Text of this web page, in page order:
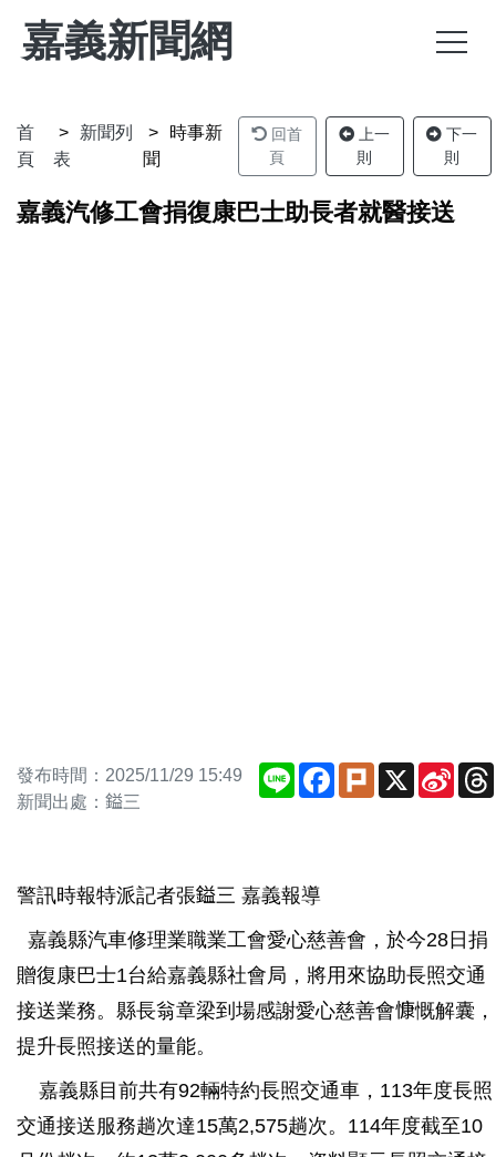
嘉義新聞網
首
頁
新聞列
表
時事新
聞
回首
頁
上一
則
下一
則
嘉義汽修工會捐復康巴士助長者就醫接送
發布時間：2025/11/29 15:49
新聞出處：鎰三
Line Facebook
Plurk X
Sina
警訊時報特派記者張鎰三 嘉義報導
嘉義縣汽車修理業職業工會愛心慈善會，於今28日捐
贈復康巴士1台給嘉義縣社會局，將用來協助長照交通
接送業務。縣長翁章梁到場感謝愛心慈善會慷慨解囊，
提升長照接送的量能。
嘉義縣目前共有92輛特約長照交通車，113年度長照
交通接送服務趟次達15萬2,575趟次。114年度截至10